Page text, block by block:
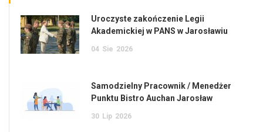
Uroczyste zakończenie Legii
Akademickiej w PANS w Jarosławiu
04 Sie 2026
Samodzielny Pracownik / Menedżer
Punktu Bistro Auchan Jarosław
30 Lip 2026